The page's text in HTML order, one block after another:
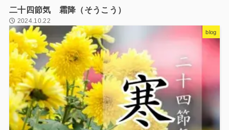
二十四節気 霜降（そうこう）
2024.10.22
blog